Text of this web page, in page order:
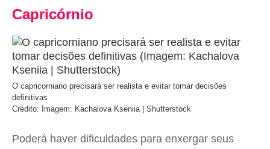
Capricórnio
O capricorniano precisará ser realista e evitar tomar decisões
definitivas
Crédito: Imagem: Kachalova Kseniia | Shutterstock
Poderá haver dificuldades para enxergar seus